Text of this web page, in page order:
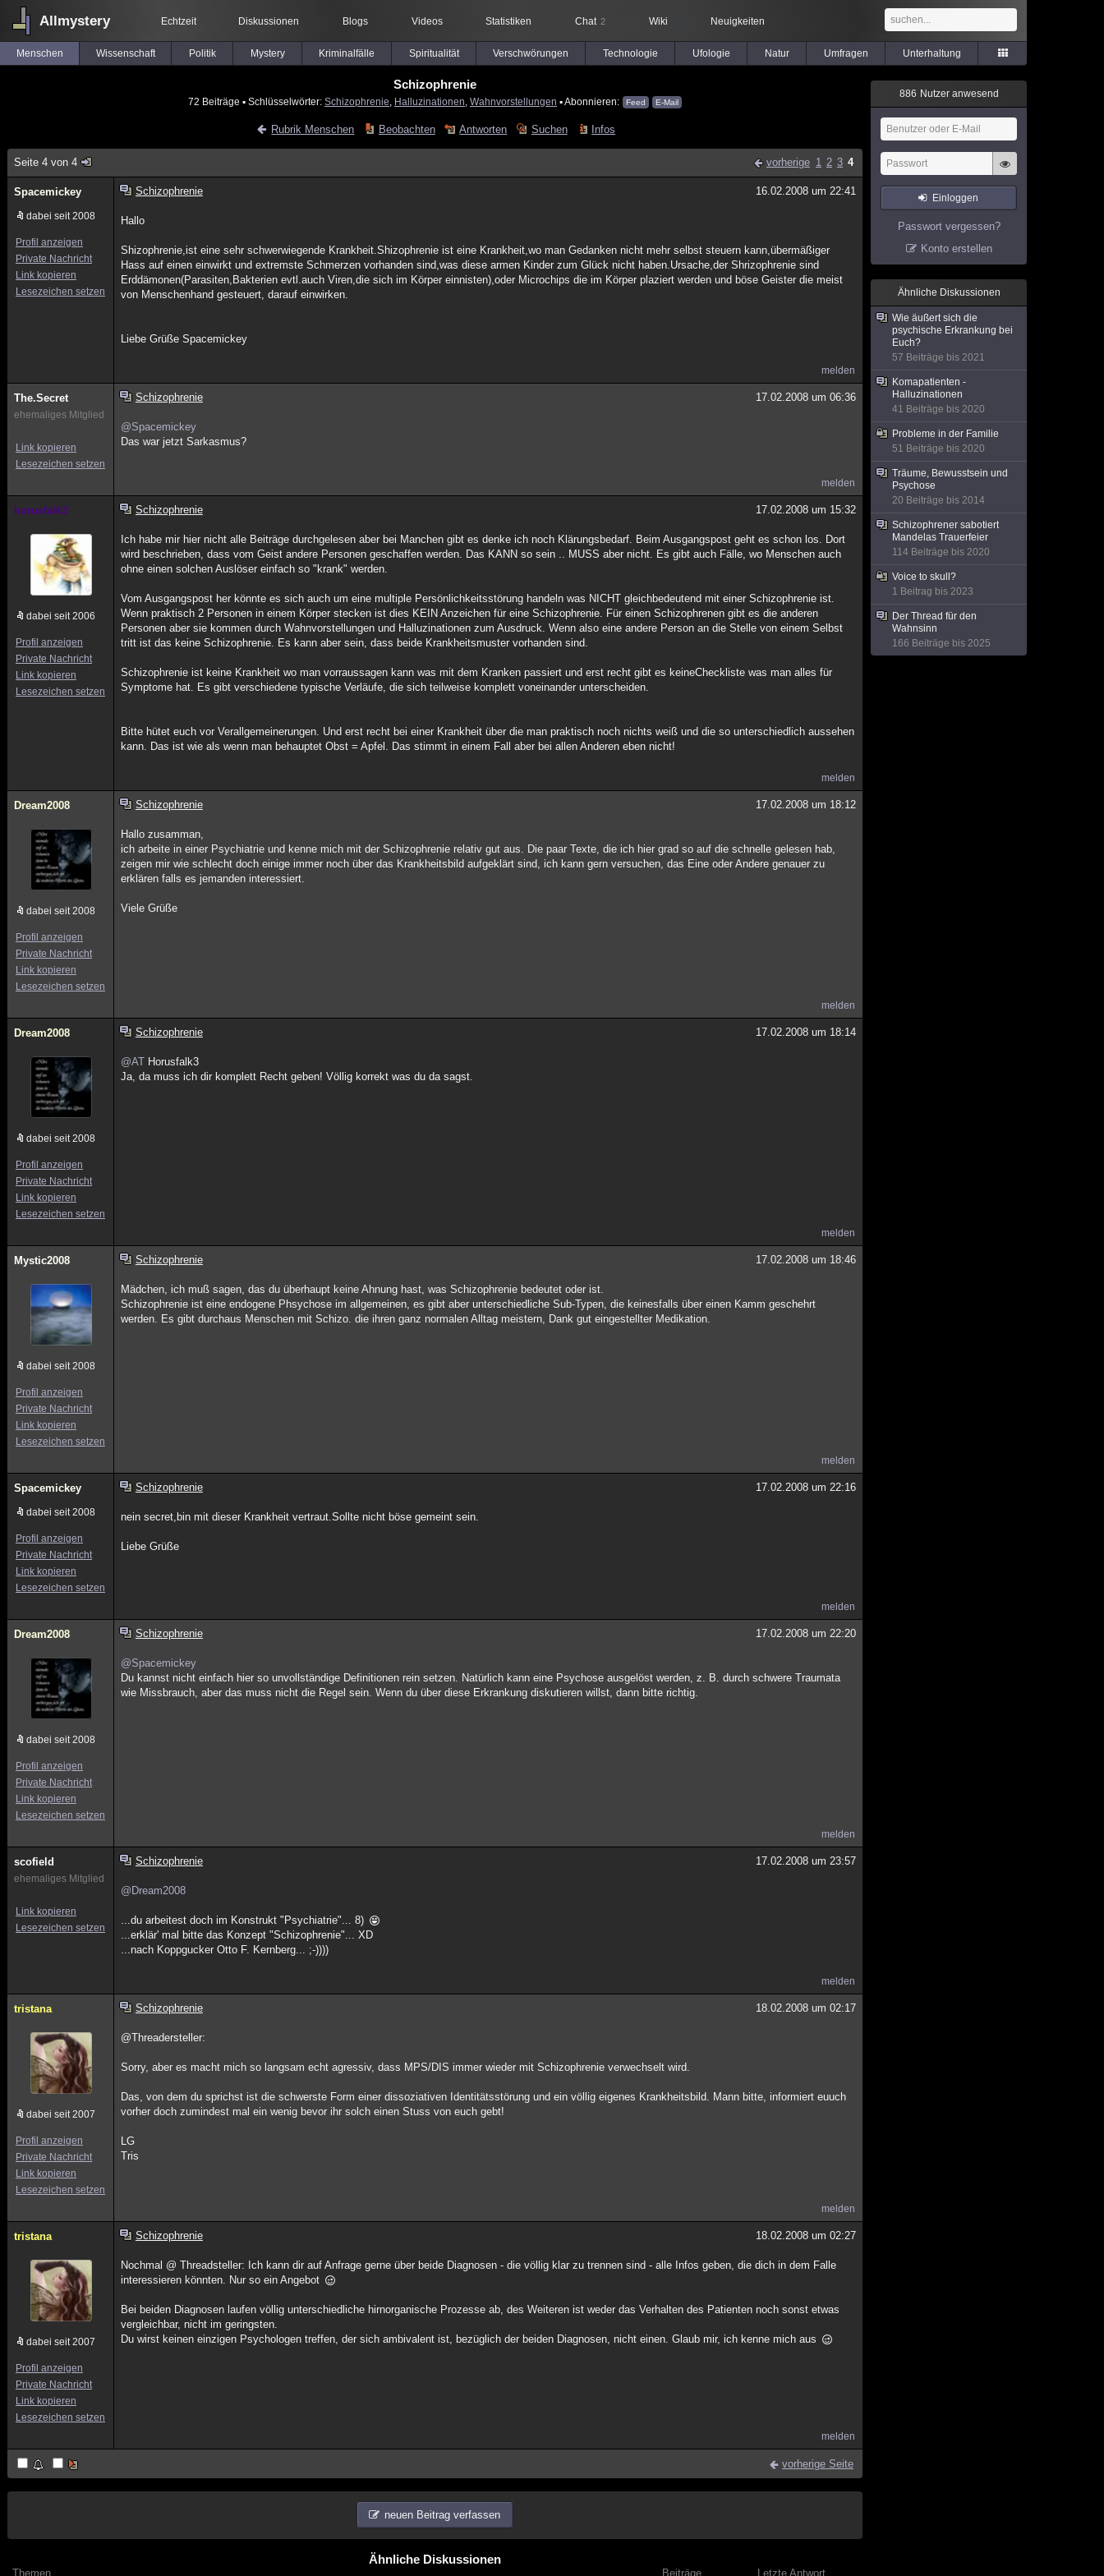
Allmystery Echtzeit Diskussionen Blogs Videos Statistiken Chat 2 Wiki Neuigkeiten
Menschen Wissenschaft Politik Mystery Kriminalfälle Spiritualität Verschwörungen Technologie Ufologie Natur Umfragen Unterhaltung
Schizophrenie
72 Beiträge ▪ Schlüsselwörter: Schizophrenie Halluzinationen Wahnvorstellungen ▪ Abonnieren: Feed E-Mail
Rubrik Menschen Beobachten Antworten Suchen Infos
Seite 4 von 4 vorherige 1 2 3 4
Spacemickey
dabei seit 2008
Profil anzeigen
Private Nachricht
Link kopieren
Lesezeichen setzen
Schizophrenie 16.02.2008 um 22:41
Hallo
Shizophrenie,ist eine sehr schwerwiegende Krankheit.Shizophrenie ist eine Krankheit,wo man Gedanken nicht mehr selbst steuern kann,übermäßiger
Hass auf einen einwirkt und extremste Schmerzen vorhanden sind,was diese armen Kinder zum Glück nicht haben.Ursache,der Shrizophrenie sind
Erddämonen(Parasiten,Bakterien evtl.auch Viren,die sich im Körper einnisten),oder Microchips die im Körper plaziert werden und böse Geister die meist
von Menschenhand gesteuert, darauf einwirken.
Liebe Grüße Spacemickey
melden
The.Secret
ehemaliges Mitglied
Link kopieren
Lesezeichen setzen
Schizophrenie 17.02.2008 um 06:36
@Spacemickey
Das war jetzt Sarkasmus?
melden
horusfalk3
dabei seit 2006
Profil anzeigen
Private Nachricht
Link kopieren
Lesezeichen setzen
Schizophrenie 17.02.2008 um 15:32
Ich habe mir hier nicht alle Beiträge durchgelesen aber bei Manchen gibt es denke ich noch Klärungsbedarf. Beim Ausgangspost geht es schon los. Dort
wird beschrieben, dass vom Geist andere Personen geschaffen werden. Das KANN so sein .. MUSS aber nicht. Es gibt auch Fälle, wo Menschen auch
ohne einen solchen Auslöser einfach so "krank" werden.
Vom Ausgangspost her könnte es sich auch um eine multiple Persönlichkeitsstörung handeln was NICHT gleichbedeutend mit einer Schizophrenie ist.
Wenn praktisch 2 Personen in einem Körper stecken ist dies KEIN Anzeichen für eine Schizophrenie. Für einen Schizophrenen gibt es die anderen
Personen aber sie kommen durch Wahnvorstellungen und Halluzinationen zum Ausdruck. Wenn also eine andere Person an die Stelle von einem Selbst
tritt ist das keine Schizophrenie. Es kann aber sein, dass beide Krankheitsmuster vorhanden sind.
Schizophrenie ist keine Krankheit wo man vorraussagen kann was mit dem Kranken passiert und erst recht gibt es keineCheckliste was man alles für
Symptome hat. Es gibt verschiedene typische Verläufe, die sich teilweise komplett voneinander unterscheiden.
Bitte hütet euch vor Verallgemeinerungen. Und erst recht bei einer Krankheit über die man praktisch noch nichts weiß und die so unterschiedlich aussehen
kann. Das ist wie als wenn man behauptet Obst = Apfel. Das stimmt in einem Fall aber bei allen Anderen eben nicht!
melden
Dream2008
dabei seit 2008
Profil anzeigen
Private Nachricht
Link kopieren
Lesezeichen setzen
Schizophrenie 17.02.2008 um 18:12
Hallo zusamman,
ich arbeite in einer Psychiatrie und kenne mich mit der Schizophrenie relativ gut aus. Die paar Texte, die ich hier grad so auf die schnelle gelesen hab,
zeigen mir wie schlecht doch einige immer noch über das Krankheitsbild aufgeklärt sind, ich kann gern versuchen, das Eine oder Andere genauer zu
erklären falls es jemanden interessiert.
Viele Grüße
melden
Dream2008
dabei seit 2008
Profil anzeigen
Private Nachricht
Link kopieren
Lesezeichen setzen
Schizophrenie 17.02.2008 um 18:14
@AT Horusfalk3
Ja, da muss ich dir komplett Recht geben! Völlig korrekt was du da sagst.
melden
Mystic2008
dabei seit 2008
Profil anzeigen
Private Nachricht
Link kopieren
Lesezeichen setzen
Schizophrenie 17.02.2008 um 18:46
Mädchen, ich muß sagen, das du überhaupt keine Ahnung hast, was Schizophrenie bedeutet oder ist.
Schizophrenie ist eine endogene Phsychose im allgemeinen, es gibt aber unterschiedliche Sub-Typen, die keinesfalls über einen Kamm geschehrt
werden. Es gibt durchaus Menschen mit Schizo. die ihren ganz normalen Alltag meistern, Dank gut eingestellter Medikation.
melden
Spacemickey
dabei seit 2008
Profil anzeigen
Private Nachricht
Link kopieren
Lesezeichen setzen
Schizophrenie 17.02.2008 um 22:16
nein secret,bin mit dieser Krankheit vertraut.Sollte nicht böse gemeint sein.
Liebe Grüße
melden
Dream2008
dabei seit 2008
Profil anzeigen
Private Nachricht
Link kopieren
Lesezeichen setzen
Schizophrenie 17.02.2008 um 22:20
@Spacemickey
Du kannst nicht einfach hier so unvollständige Definitionen rein setzen. Natürlich kann eine Psychose ausgelöst werden, z. B. durch schwere Traumata
wie Missbrauch, aber das muss nicht die Regel sein. Wenn du über diese Erkrankung diskutieren willst, dann bitte richtig.
melden
scofield
ehemaliges Mitglied
Link kopieren
Lesezeichen setzen
Schizophrenie 17.02.2008 um 23:57
@Dream2008
...du arbeitest doch im Konstrukt "Psychiatrie"... 8)
...erklär' mal bitte das Konzept "Schizophrenie"... XD
...nach Koppgucker Otto F. Kernberg... ;-))))
melden
tristana
dabei seit 2007
Profil anzeigen
Private Nachricht
Link kopieren
Lesezeichen setzen
Schizophrenie 18.02.2008 um 02:17
@Threadersteller:
Sorry, aber es macht mich so langsam echt agressiv, dass MPS/DIS immer wieder mit Schizophrenie verwechselt wird.
Das, von dem du sprichst ist die schwerste Form einer dissoziativen Identitätsstörung und ein völlig eigenes Krankheitsbild. Mann bitte, informiert euuch
vorher doch zumindest mal ein wenig bevor ihr solch einen Stuss von euch gebt!
LG
Tris
melden
tristana
dabei seit 2007
Profil anzeigen
Private Nachricht
Link kopieren
Lesezeichen setzen
Schizophrenie 18.02.2008 um 02:27
Nochmal @ Threadsteller: Ich kann dir auf Anfrage gerne über beide Diagnosen - die völlig klar zu trennen sind - alle Infos geben, die dich in dem Falle
interessieren könnten. Nur so ein Angebot
Bei beiden Diagnosen laufen völlig unterschiedliche hirnorganische Prozesse ab, des Weiteren ist weder das Verhalten des Patienten noch sonst etwas
vergleichbar, nicht im geringsten.
Du wirst keinen einzigen Psychologen treffen, der sich ambivalent ist, bezüglich der beiden Diagnosen, nicht einen. Glaub mir, ich kenne mich aus
melden
vorherige Seite
neuen Beitrag verfassen
Ähnliche Diskussionen
Themen Beiträge Letzte Antwort
886 Nutzer anwesend
Einloggen
Passwort vergessen?
Konto erstellen
Ähnliche Diskussionen
Wie äußert sich die
psychische Erkrankung bei
Euch?
57 Beiträge bis 2021
Komapatienten -
Halluzinationen
41 Beiträge bis 2020
Probleme in der Familie
51 Beiträge bis 2020
Träume, Bewusstsein und
Psychose
20 Beiträge bis 2014
Schizophrener sabotiert
Mandelas Trauerfeier
114 Beiträge bis 2020
Voice to skull?
1 Beitrag bis 2023
Der Thread für den
Wahnsinn
166 Beiträge bis 2025